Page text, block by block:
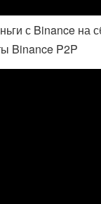
с Binance на
Binance P2P